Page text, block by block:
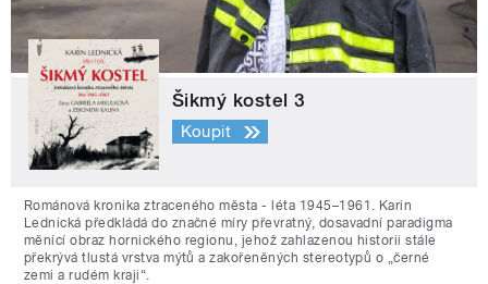
Šikmý kostel 3
Koupit
Románová kronika ztraceného města - léta 1945–1961. Karin
Lednická předkládá do značné míry převratný, dosavadní paradigma
měnící obraz hornického regionu, jehož zahlazenou historii stále
překrývá tlustá vrstva mýtů a zakořeněných stereotypů o „černé
zemi a rudém kraji“.